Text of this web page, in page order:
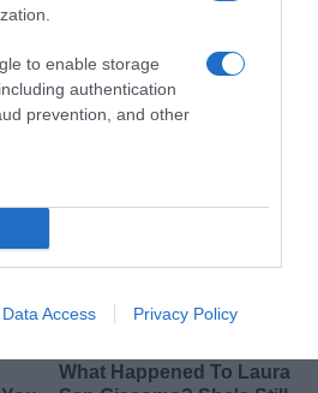
to enable storage
authentication
prevention, and other
Data Access Privacy Policy